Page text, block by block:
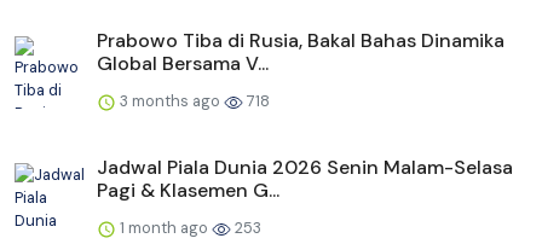
Prabowo Tiba di Rusia, Bakal Bahas Dinamika
Global Bersama V...
3 months ago 718
Jadwal Piala Dunia 2026 Senin Malam-Selasa
Pagi & Klasemen G...
1 month ago 253